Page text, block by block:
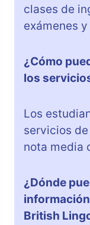
clases de
exámenes
¿Cómo
los
Los
servicios
nota media
¿Dónde
British